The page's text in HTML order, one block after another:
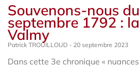
Souvenons-nous
septembre 1792 :
Valmy
Patrick TROUILLOUD 20 septembre 2023
Dans cette 3e chronique «